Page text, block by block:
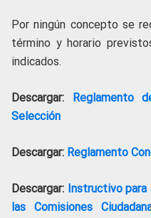
Por ningún concepto se
término y horario
indicados.
Descargar: Reglamento
Selección
Descargar: Reglamento
Descargar: Instructivo
las Comisiones